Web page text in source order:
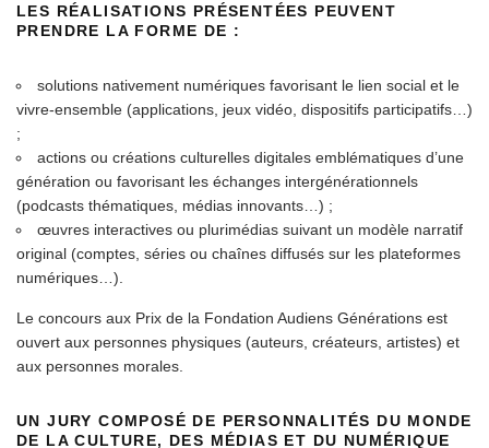
LES RÉALISATIONS PRÉSENTÉES PEUVENT
PRENDRE LA FORME DE :
solutions nativement numériques favorisant le lien social et le
vivre-ensemble (applications, jeux vidéo, dispositifs participatifs…)
;
actions ou créations culturelles digitales emblématiques d’une
génération ou favorisant les échanges intergénérationnels
(podcasts thématiques, médias innovants…) ;
œuvres interactives ou plurimédias suivant un modèle narratif
original (comptes, séries ou chaînes diffusés sur les plateformes
numériques…).
Le concours aux Prix de la Fondation Audiens Générations est
ouvert aux personnes physiques (auteurs, créateurs, artistes) et
aux personnes morales.
UN JURY COMPOSÉ DE PERSONNALITÉS DU MONDE
DE LA CULTURE, DES MÉDIAS ET DU NUMÉRIQUE